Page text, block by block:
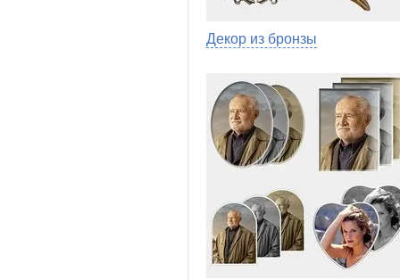
Декор из бронзы